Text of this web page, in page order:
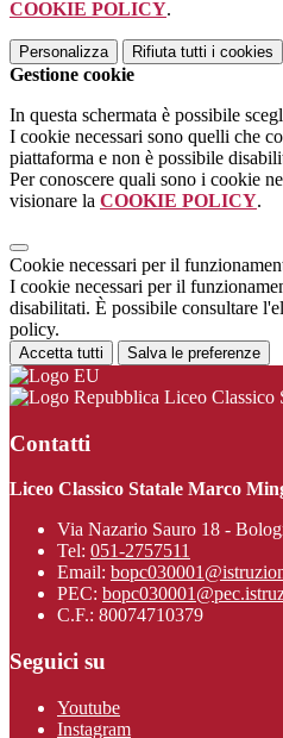
COOKIE POLICY.
Personalizza Rifiuta tutti i cookies
Gestione cookie
In questa schermata è possibile
I cookie necessari sono quelli che
piattaforma e non è possibile
Per conoscere quali sono i cookie
visionare la COOKIE POLICY.
Cookie necessari per il
I cookie necessari per il
disabilitati. È possibile consultare
policy.
Accetta tutti Salva le preferenze
Liceo Classico
Contatti
Liceo Classico Statale Marco
Via Nazario Sauro 18 -
Tel: 051-2757511
Email:
PEC:
C.F.: 80074710379
Seguici su
Youtube
Instagram